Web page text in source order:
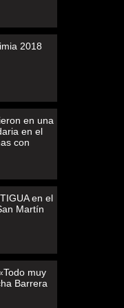
2018
en una
en el
con
en el
Martín
muy
Barrera